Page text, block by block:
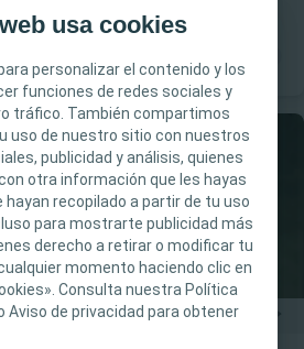
usa cookies
personalizar el contenido y los
funciones de redes sociales y
tráfico. También compartimos
uso de nuestro sitio con nuestros
publicidad y análisis, quienes
otra información que les hayas
hayan recopilado a partir de tu uso
para mostrarte publicidad más
derecho a retirar o modificar tu
momento haciendo clic en
Consulta nuestra Política
Aviso de privacidad para obtener
El contenido del sitio está
informativos y formativos y
para todas las
no proporciona
y la información y el
constituir
jurídico ni comercial ni
el criterio médico
un profesional sanitario
La responsabilidad de
recae en el profesional
información detallada
y sus familiares participen en
autosondaje intermitente. Aprende por